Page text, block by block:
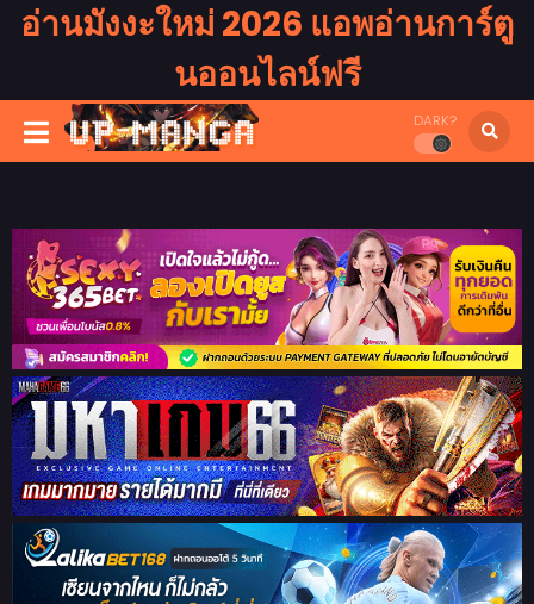
อ่านมังงะใหม่ 2026 แอพอ่านการ์ตู
นออนไลน์ฟรี
DARK?